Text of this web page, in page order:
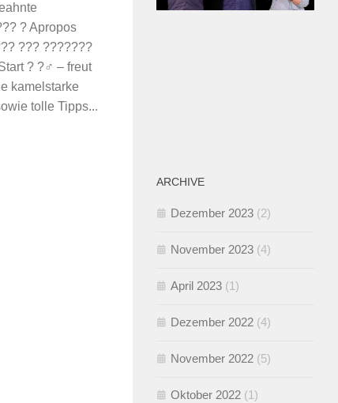
? Apropos
??? ???????
? ?‍♂️ – freut
kamelstarke
tolle Tipps...
ARCHIVE
Dezember 2023 (2)
November 2023 (4)
April 2023 (1)
Dezember 2022 (4)
November 2022 (5)
Oktober 2022 (1)